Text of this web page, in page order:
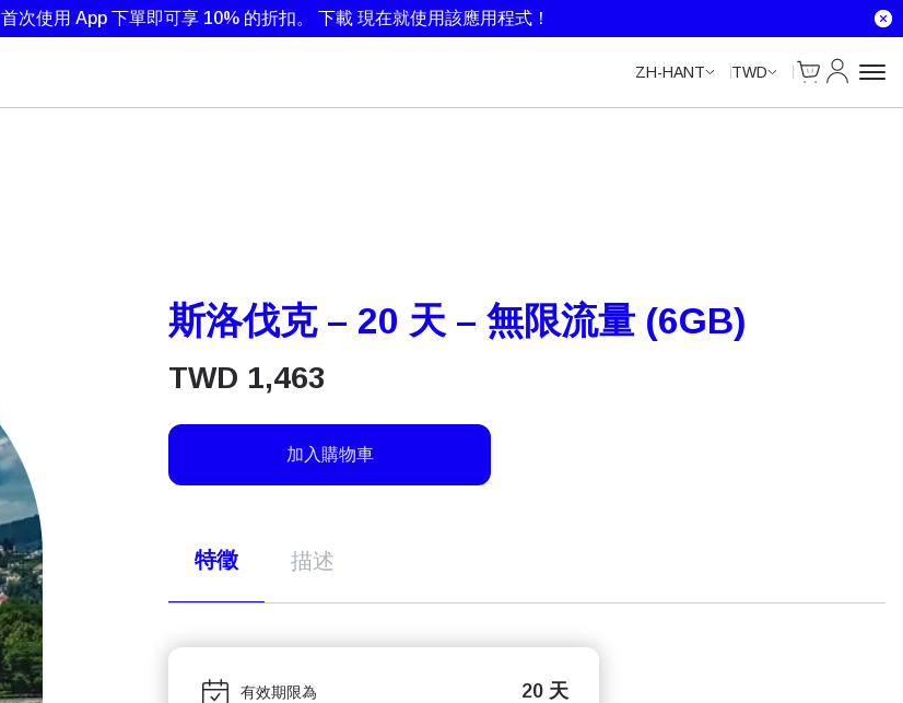
首次使用 App 下單即可享 10% 的折扣。 下載 現在就使用該應用程式！
ZH-HANT TWD
Cart
我的帳戶
斯洛伐克 – 20 天 – 無限流量 (6GB)
TWD 1,463
加入購物車
特徵 描述
有效期限為 20 天